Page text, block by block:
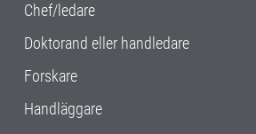
Chef/ledare
Doktorand eller handledare
Forskare
Handläggare